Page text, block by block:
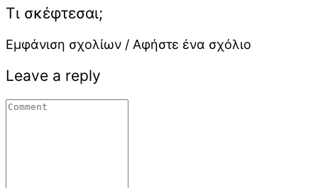
Τι σκέφτεσαι;
Εμφάνιση σχολίων / Αφήστε ένα σχόλιο
Leave a reply